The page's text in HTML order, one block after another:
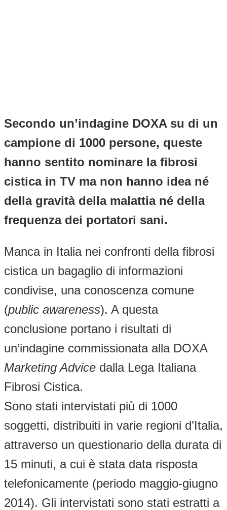
Secondo un’indagine DOXA su di un
campione di 1000 persone, queste
hanno sentito nominare la fibrosi
cistica in TV ma non hanno idea né
della gravità della malattia né della
frequenza dei portatori sani.
Manca in Italia nei confronti della fibrosi
cistica un bagaglio di informazioni
condivise, una conoscenza comune
(public awareness). A questa
conclusione portano i risultati di
un’indagine commissionata alla DOXA
Marketing Advice dalla Lega Italiana
Fibrosi Cistica.
Sono stati intervistati più di 1000
soggetti, distribuiti in varie regioni d’Italia,
attraverso un questionario della durata di
15 minuti, a cui è stata data risposta
telefonicamente (periodo maggio-giugno
2014). Gli intervistati sono stati estratti a